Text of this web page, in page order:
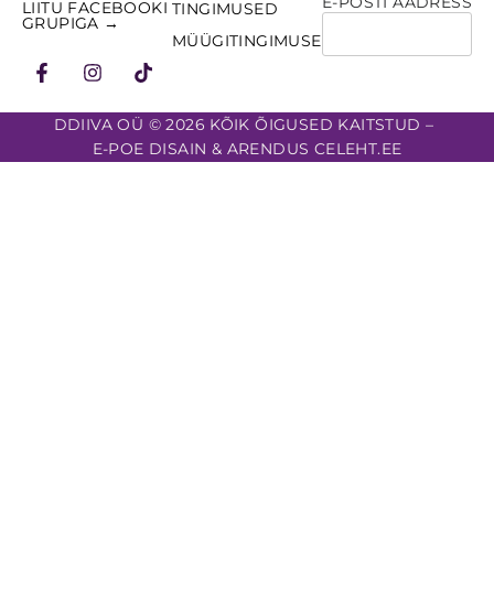
LIITU FACEBOOKI
GRUPIGA →
TINGIMUSED
MÜÜGITINGIMUSED
DDIIVA OÜ © 2026 KÕIK ÕIGUSED KAITSTUD –
E-POE DISAIN & ARENDUS CELEHT.EE